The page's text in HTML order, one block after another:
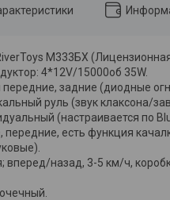
М333БХ
4*12V/15000об 35W.
задние (диодные
руль (звук клаксона/
(настраивается по
есть функция
вперед/назад, 3-5 км/ч,